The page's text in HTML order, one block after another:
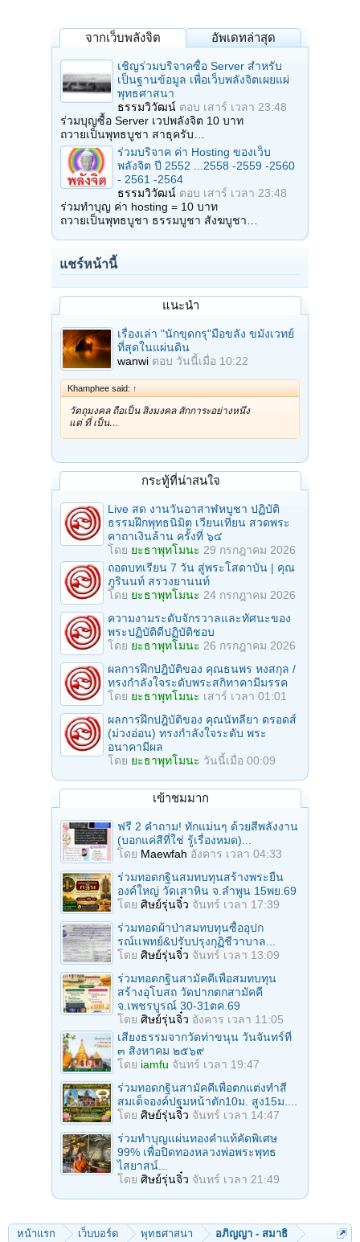
จากเว็บพลังจิต อัพเดทล่าสุด
เชิญร่วมบริจาคซื้อ Server สำหรับ
เป็นฐานข้อมูล เพื่อเว็บพลังจิตเผยแผ่
พุทธศาสนา
ธรรมวิวัฒน์ ตอบ เสาร์ เวลา 23:48
ร่วมบุญซื้อ Server เวปพลังจิต 10 บาท
ถวายเป็นพุทธบูชา สาธุครับ…
ร่วมบริจาค ค่า Hosting ของเว็บ
พลังจิต ปี 2552 ...2558 -2559 -2560
- 2561 -2564
ธรรมวิวัฒน์ ตอบ เสาร์ เวลา 23:48
ร่วมทำบุญ ค่า hosting = 10 บาท
ถวายเป็นพุทธบูชา ธรรมบูชา สังฆบูชา…
แชร์หน้านี้
แนะนำ
เรื่องเล่า "นักขุดกรุ"มือขลัง ขมังเวทย์
ที่สุดในแผ่นดิน
wanwi ตอบ วันนี้เมื่อ 10:22
Khamphee said: ↑
วัตถุมงคล ถือเป็น สิ่งมงคล สักการะอย่างหนึ่ง
แต่ ที่ เป็น…
กระทู้ที่น่าสนใจ
Live สด งานวันอาสาฬหบูชา ปฏิบัติ
ธรรมฝึกพุทธนิมิต เวียนเทียน สวดพระ
คาถาเงินล้าน ครั้งที่ ๖๔
โดย ยะธาพุทโมนะ 29 กรกฎาคม 2026
ถอดบทเรียน 7 วัน สู่พระโสดาบัน | คุณ
ภูรินนท์ สรวงยานนท์
โดย ยะธาพุทโมนะ 24 กรกฎาคม 2026
ความงามระดับจักรวาลและทัศนะของ
พระปฏิบัติดีปฏิบัติชอบ
โดย ยะธาพุทโมนะ 26 กรกฎาคม 2026
ผลการฝึกปฎิบัติของ คุณธนพร หงสกุล /
ทรงกำลังใจระดับพระสกิทาคามีมรรค
โดย ยะธาพุทโมนะ เสาร์ เวลา 01:01
ผลการฝึกปฎิบัติของ คุณนัทลียา ดรอดส์
(ม่วงอ่อน) ทรงกำลังใจระดับ พระ
อนาคามีผล
โดย ยะธาพุทโมนะ วันนี้เมื่อ 00:09
เข้าชมมาก
ฟรี 2 คำถาม! ทักแม่นๆ ด้วยสีพลังงาน
(บอกแค่สีที่ใช่ รู้เรื่องหมด)...
โดย Maewfah อังคาร เวลา 04:33
ร่วมทอดกฐินสมทบทุนสร้างพระยืน
องค์ใหญ่ วัดเสาหิน จ.ลําพูน 15พย.69
โดย ศิษย์รุ่นจิ๋ว จันทร์ เวลา 17:39
ร่วมทอดผ้าป่าสมทบทุนซื้ออุปก
รณ์เเพทย์&ปรับปรุงกุฏิชีวาบาล...
โดย ศิษย์รุ่นจิ๋ว จันทร์ เวลา 13:09
ร่วมทอดกฐินสามัคคีเพื่อสมทบทุน
สร้างอุโบสถ วัดปากตกสามัคคี
จ.เพชรบูรณ์ 30-31ตค.69
โดย ศิษย์รุ่นจิ๋ว อังคาร เวลา 11:05
เสียงธรรมจากวัดท่าขนุน วันจันทร์ที่
๓ สิงหาคม ๒๕๖๙
โดย iamfu จันทร์ เวลา 19:47
ร่วมทอดกฐินสามัคคีเพื่อตกแต่งทำสี
สมเด็จองค์ปฐมหน้าตัก10ม. สูง15ม....
โดย ศิษย์รุ่นจิ๋ว จันทร์ เวลา 14:47
ร่วมทําบุญแผ่นทองคำแท้คัดพิเศษ
99% เพื่อปิดทองหลวงพ่อพระพุทธ
ไสยาสน์...
โดย ศิษย์รุ่นจิ๋ว จันทร์ เวลา 21:49
หน้าแรก เว็บบอร์ด พุทธศาสนา อภิญญา - สมาธิ